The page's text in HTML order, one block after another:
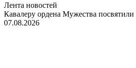
Лента новостей
Кавалеру ордена Мужества посвятили
07.08.2026